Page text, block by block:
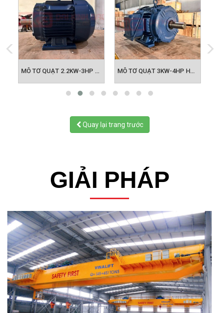
MÔ TƠ QUẠT 2.2KW-3HP HYOSUNG HÀN QUỐC MÔ TƠ QUẠT 3KW-4HP HYOSUNG HÀN QUỐC
Quay lại trang trước
GIẢI PHÁP